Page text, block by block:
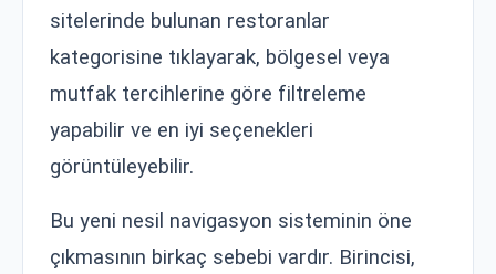
sitelerinde bulunan restoranlar
kategorisine tıklayarak, bölgesel veya
mutfak tercihlerine göre filtreleme
yapabilir ve en iyi seçenekleri
görüntüleyebilir.
Bu yeni nesil navigasyon sisteminin öne
çıkmasının birkaç sebebi vardır. Birincisi,